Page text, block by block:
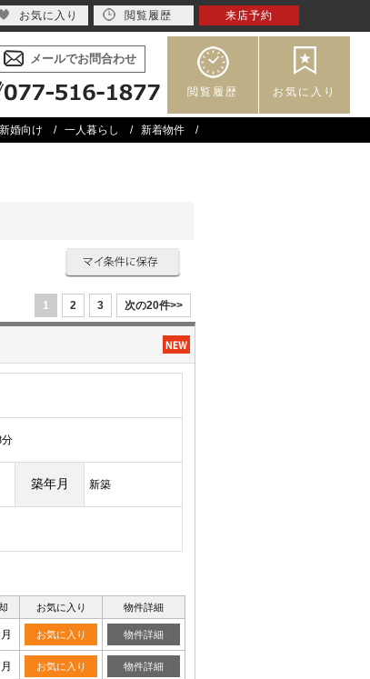
メールでお問合わせ
閲覧履歴 お気に入り
新婚向け 一人暮らし 新着物件
1 2 3 次の20件>>
築年月 新築
お気に入り 物件詳細
お気に入り 物件詳細
お気に入り 物件詳細
お気に入り 閲覧履歴 来店予約